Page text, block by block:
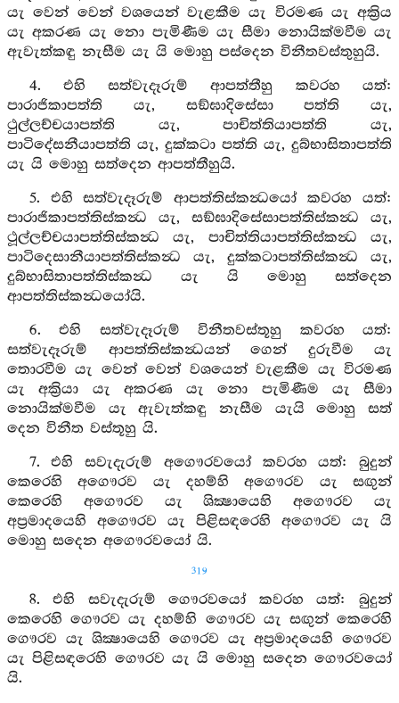
යැ වෙන් වෙන් වශයෙන් වැළකීම යැ විරමණ යැ අක්‍රිය
යැ අකරණ යැ නො පැමිණීම යැ සීමා නොයික්මවීම යැ
ඇවැත්කඳු නැසීම යැ යි මොහු පස්දෙන විනීතවස්තුහුයි.
4. එහි සත්වැදෑරුම් ආපත්තීහු කවරහ යත්:
පාරාජිකාපත්ති යැ, සඞ්ඝාදිසේසා පත්ති යැ,
ථුල්ලච්චයාපත්ති යැ, පාචිත්තියාපත්ති යැ,
පාටිදේසනීයාපත්ති යැ, දුක්කටා පත්ති යැ, දුබ්භාසිතාපත්ති
යැ යි මොහු සත්දෙන ආපත්තීහුයි.
5. එහි සත්වැදෑරුම් ආපත්තිස්කන්‍ධයෝ කවරහ යත්:
පාරාජිකාපත්තිස්කන්‍ධ යැ, සඞ්ඝාදිසේසාපත්තිස්කන්‍ධ යැ,
ථූල්ලච්චයාපත්තිස්කන්‍ධ යැ, පාචිත්තියාපත්තිස්කන්‍ධ යැ,
පාටිදෙසානීයාපත්තිස්කන්‍ධ යැ, දුක්කටාපත්තිස්කන්‍ධ යැ,
දුබ්භාසිතාපත්තිස්කන්‍ධ යැ යි මොහු සත්දෙන
ආපත්තිස්කන්‍ධයෝයි.
6. එහි සත්වැදෑරුම් විනීතවස්තූහු කවරහ යත්:
සත්වැදෑරුම් ආපත්තිස්කන්‍ධයන් ගෙන් දුරුවීම යැ
තොරවීම යැ වෙන් වෙන් වශයෙන් වැළකීම යැ විරමණ
යැ අක්‍රියා යැ අකරණ යැ නො පැමිණීම යැ සීමා
නොයික්මවීම යැ ඇවැත්කඳු නැසීම යැයි මොහු සත්
දෙන විනීත වස්තූහු යි.
7. එහි සවැදැරුම් අගෞරවයෝ කවරහ යත්: බුදුන්
කෙරෙහි අගෞරව යැ දහම්හි අගෞරව යැ සඟුන්
කෙරෙහි අගෞරව යැ ශික්‍ෂායෙහි අගෞරව යැ
අප්‍රමාදයෙහි අගෞරව යැ පිළිසඳරෙහි අගෞරව යැ යි
මොහු සදෙන අගෞරවයෝ යි.
319
8. එහි සවැදැරුම් ගෞරවයෝ කවරහ යත්: බුදුන්
කෙරෙහි ගෞරව යැ දහම්හි ගෞරව යැ සඟුන් කෙරෙහි
ගෞරව යැ ශික්‍ෂායෙහි ගෞරව යැ අප්‍රමාදයෙහි ගෞරව
යැ පිළිසඳරෙහි ගෞරව යැ යි මොහු සදෙන ගෞරවයෝ
යි.